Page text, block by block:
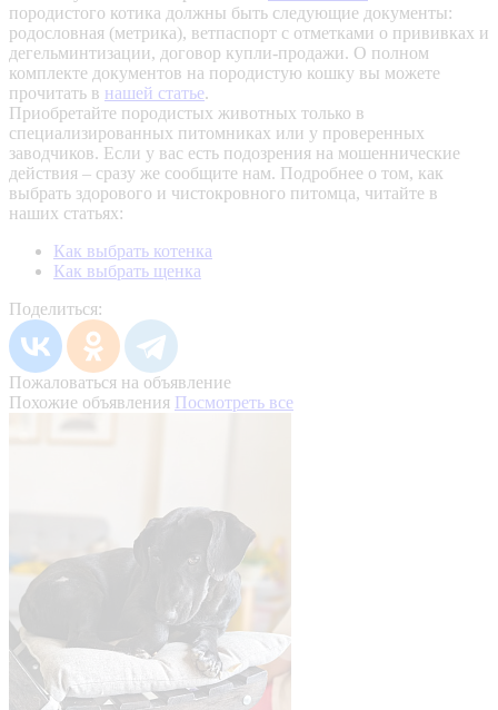
породистого котика должны быть следующие документы:
родословная (метрика), ветпаспорт с отметками о прививках и
дегельминтизации, договор купли-продажи. О полном
комплекте документов на породистую кошку вы можете
прочитать в нашей статье.
Приобретайте породистых животных только в
специализированных питомниках или у проверенных
заводчиков. Если у вас есть подозрения на мошеннические
действия – сразу же сообщите нам. Подробнее о том, как
выбрать здорового и чистокровного питомца, читайте в
наших статьях:
Как выбрать котенка
Как выбрать щенка
Поделиться:
Пожаловаться на объявление
Похожие объявления Посмотреть все